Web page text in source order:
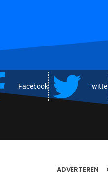
Facebook
ADVERTEREN